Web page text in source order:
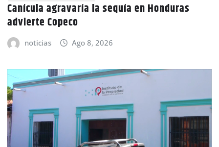
Canícula agravaría la sequía en Honduras
advierte Copeco
noticias Ago 8, 2026